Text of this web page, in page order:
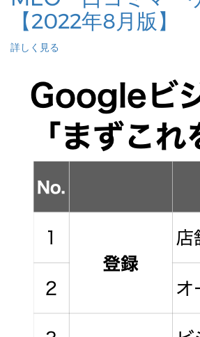
【2022年8月版】
詳しく見る